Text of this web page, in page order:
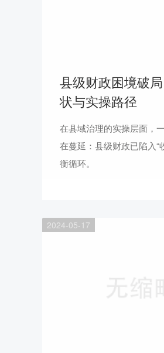
县级财政困境破
状与实操路径
在县域治理的实操层面，
在蔓延：县级财政已陷入“
衡循环。
2024-05-17